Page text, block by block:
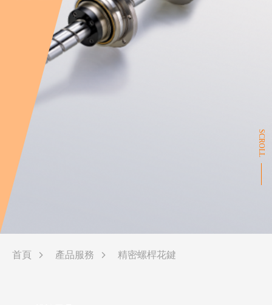
SCROLL
首頁 產品服務 精密螺桿花鍵